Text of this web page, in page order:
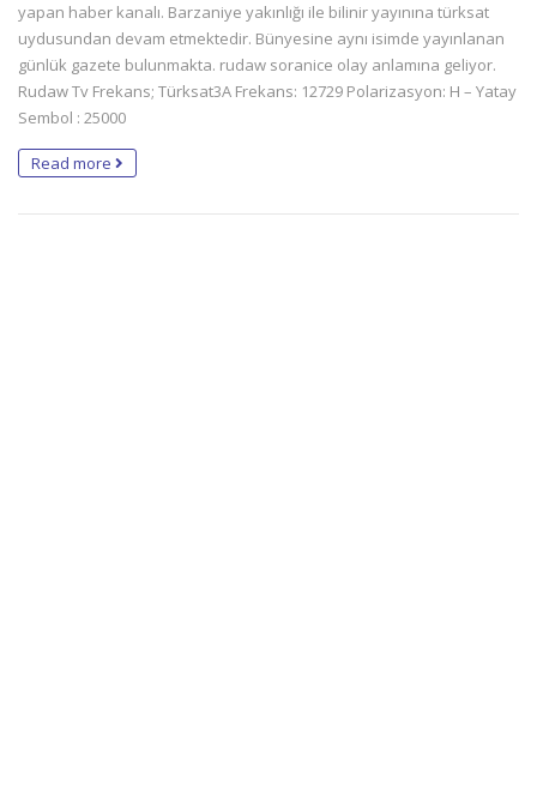
yapan haber kanalı. Barzaniye yakınlığı ile bilinir yayınına türksat
uydusundan devam etmektedir. Bünyesine aynı isimde yayınlanan
günlük gazete bulunmakta. rudaw soranice olay anlamına geliyor.
Rudaw Tv Frekans; Türksat3A Frekans: 12729 Polarizasyon: H – Yatay
Sembol : 25000
Read more